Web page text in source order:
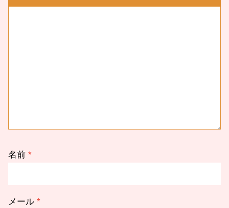
名前 *
メール *